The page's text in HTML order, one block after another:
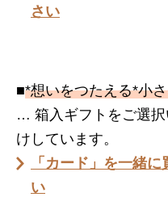
さい
■*想いをつたえる*小
… 箱入ギフトをご選
けしています。
「カード」を一緒
い